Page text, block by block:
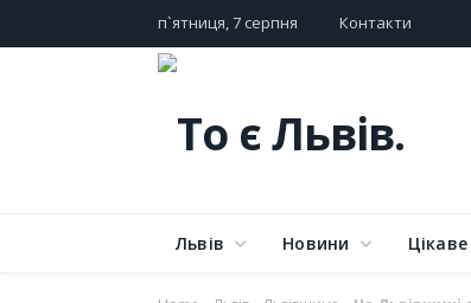
п`ятниця, 7 серпня Контакти
Львів Новини Цікаве